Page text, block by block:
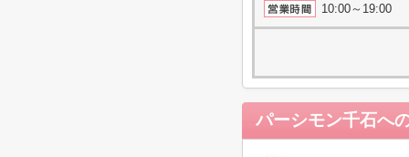
10:00～19:00
パーシモン千石へ